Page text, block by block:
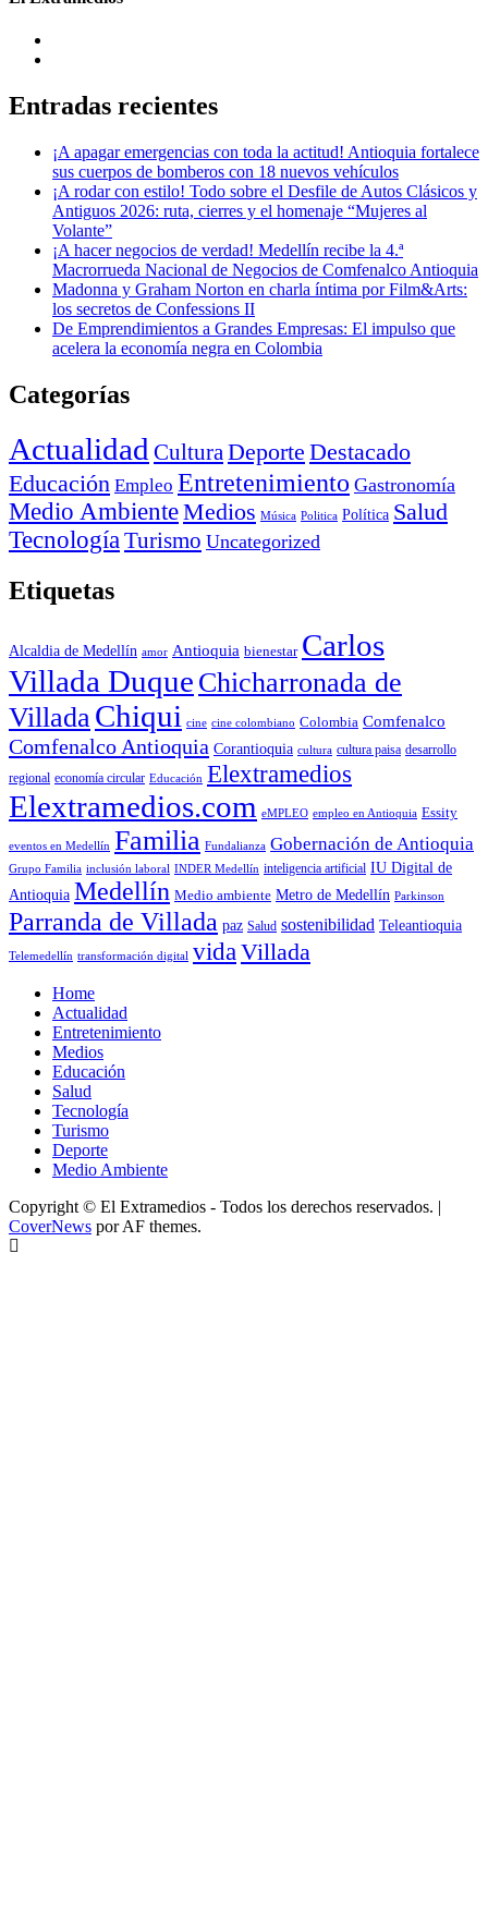
Entradas recientes
¡A apagar emergencias con toda la actitud! Antioquia fortalece
sus cuerpos de bomberos con 18 nuevos vehículos
¡A rodar con estilo! Todo sobre el Desfile de Autos Clásicos y
Antiguos 2026: ruta, cierres y el homenaje “Mujeres al
Volante”
¡A hacer negocios de verdad! Medellín recibe la 4.ª
Macrorrueda Nacional de Negocios de Comfenalco Antioquia
Madonna y Graham Norton en charla íntima por Film&Arts:
los secretos de Confessions II
De Emprendimientos a Grandes Empresas: El impulso que
acelera la economía negra en Colombia
Categorías
Actualidad Cultura Deporte Destacado
Educación Empleo Entretenimiento Gastronomía
Medio AmbienteMedios Música Politica Política Salud
Tecnología Turismo Uncategorized
Etiquetas
Alcaldia de Medellín amor Antioquia bienestar Carlos
Villada Duque Chicharronada de
Villada Chiqui cine cine colombiano Colombia Comfenalco
Comfenalco Antioquia Corantioquia cultura cultura paisa desarrollo
regional economía circular Educación Elextramedios
Elextramedios.com eMPLEO empleo en Antioquia Essity
eventos en Medellín Familia Fundalianza Gobernación de Antioquia
Grupo Familia inclusión laboral INDER Medellín inteligencia artificial IU Digital de
Antioquia Medellín Medio ambiente Metro de Medellín Parkinson
Parranda de Villada paz Salud sostenibilidad Teleantioquia
Telemedellín transformación digital vida Villada
Home
Actualidad
Entretenimiento
Medios
Educación
Salud
Tecnología
Turismo
Deporte
Medio Ambiente
Copyright © El Extramedios - Todos los derechos reservados. |
CoverNews por AF themes.